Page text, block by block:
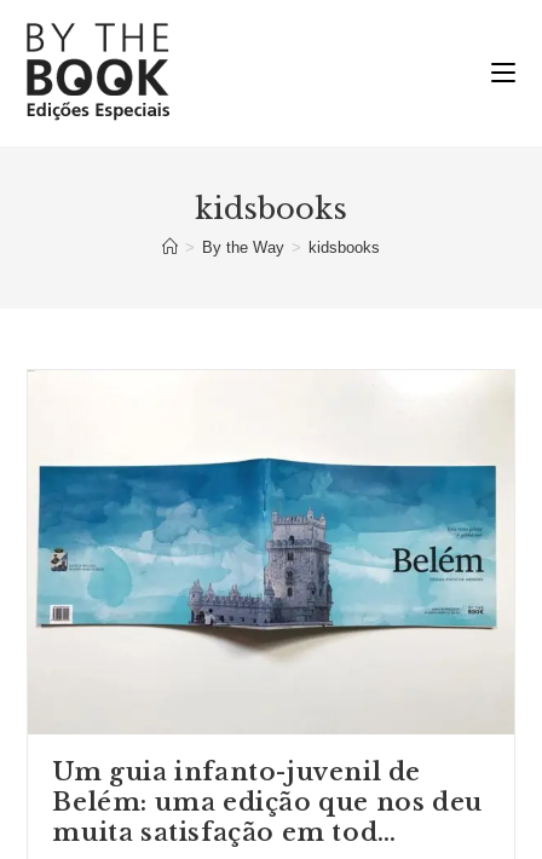
para
conteúdo
kidsbooks
> By the Way > kidsbooks
Um guia infanto-juvenil de
Belém: uma edição que nos deu
muita satisfação em tod…